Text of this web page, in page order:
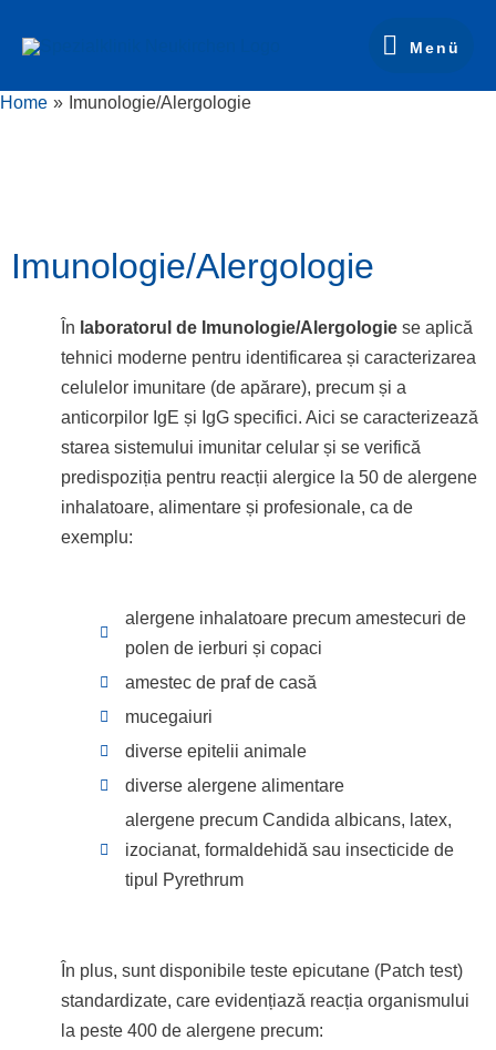
Menü
Menü
Home Imunologie/Alergologie
Imunologie/Alergologie
În laboratorul de Imunologie/Alergologie se aplică
tehnici moderne pentru identificarea și caracterizarea
celulelor imunitare (de apărare), precum și a
anticorpilor IgE și IgG specifici. Aici se caracterizează
starea sistemului imunitar celular și se verifică
predispoziția pentru reacții alergice la 50 de alergene
inhalatoare, alimentare și profesionale, ca de
exemplu:
alergene inhalatoare precum amestecuri de
polen de ierburi și copaci
amestec de praf de casă
mucegaiuri
diverse epitelii animale
diverse alergene alimentare
alergene precum Candida albicans, latex,
izocianat, formaldehidă sau insecticide de
tipul Pyrethrum
În plus, sunt disponibile teste epicutane (Patch test)
standardizate, care evidențiază reacția organismului
la peste 400 de alergene precum: